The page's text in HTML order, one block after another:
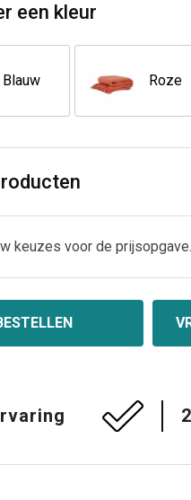
een kleur
Blauw Roze
keuzes voor de prijsopgave.